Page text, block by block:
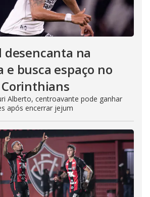
desencanta na
e busca espaço no
Alberto, centroavante pode ganhar
após encerrar jejum